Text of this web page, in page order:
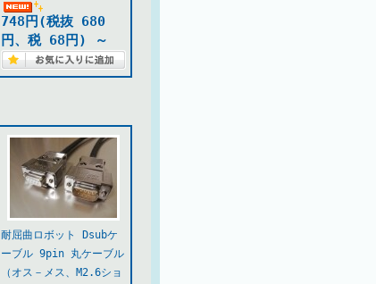
748円(税抜 680
円、税 68円)
～
耐屈曲ロボット Dsubケ
ーブル 9pin 丸ケーブル
（オス－メス、M2.6ショ